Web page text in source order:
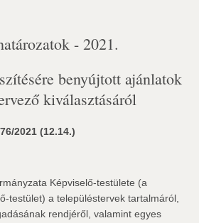
- 2021.
benyújtott ajánlatok
kiválasztásáról
76/2021 (12.14.)
Képviselő-testülete (a
testület) a településtervek tartalmáról,
rendjéről, valamint egyes